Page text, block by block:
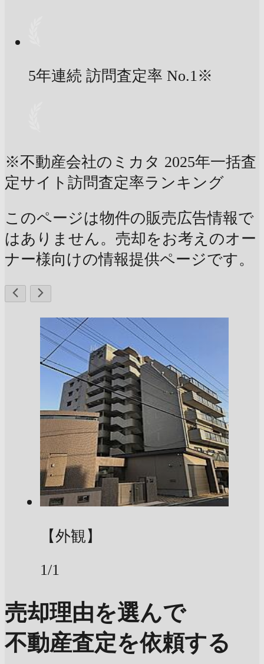
5年連続 訪問査定率 No.1※
※不動産会社のミカタ 2025年一括査
定サイト訪問査定率ランキング
このページは物件の販売広告情報で
はありません。売却をお考えのオー
ナー様向けの情報提供ページです。
【外観】
1/1
売却理由を選んで
不動産査定を依頼する